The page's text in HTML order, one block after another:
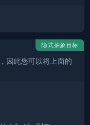
隐式抽象目标
因此您可以将上面的